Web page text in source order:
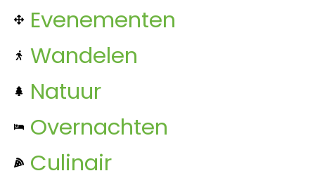
Evenementen
Wandelen
Natuur
Overnachten
Culinair